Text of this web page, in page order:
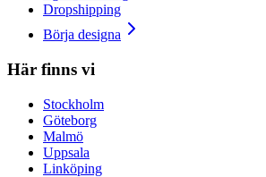
Dropshipping
Börja designa
Här finns vi
Stockholm
Göteborg
Malmö
Uppsala
Linköping